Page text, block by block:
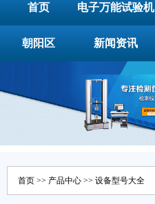
首页 电子万能试验机
朝阳区 新闻资讯
首页 >> 产品中心 >> 设备型号大全